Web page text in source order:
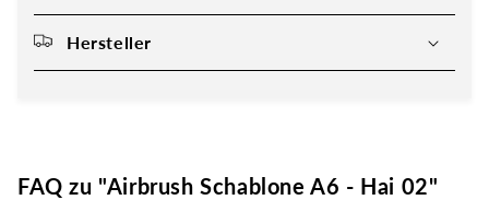
Hersteller
FAQ zu "Airbrush Schablone A6 - Hai 02"